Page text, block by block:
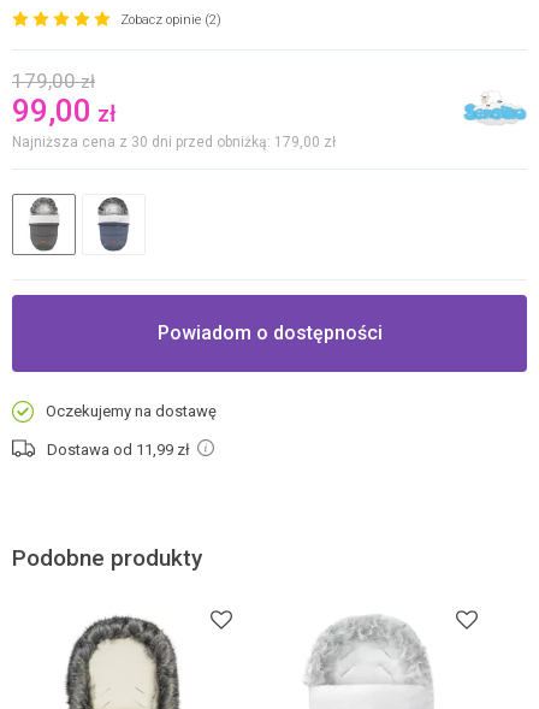
Zobacz opinie (2)
179,00zł
99,00 zł
Najniższa cena z 30 dni przed obniżką: 179,00 zł
Powiadom o dostępności
Oczekujemy na dostawę
Dostawa od 11,99 zł
Podobne produkty